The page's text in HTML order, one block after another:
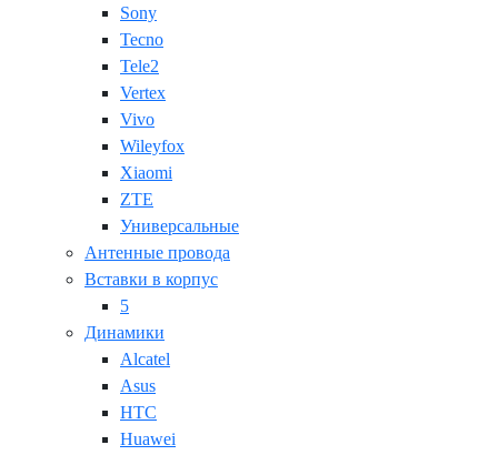
Sony
Tecno
Tele2
Vertex
Vivo
Wileyfox
Xiaomi
ZTE
Универсальные
Антенные провода
Вставки в корпус
5
Динамики
Alcatel
Asus
HTC
Huawei